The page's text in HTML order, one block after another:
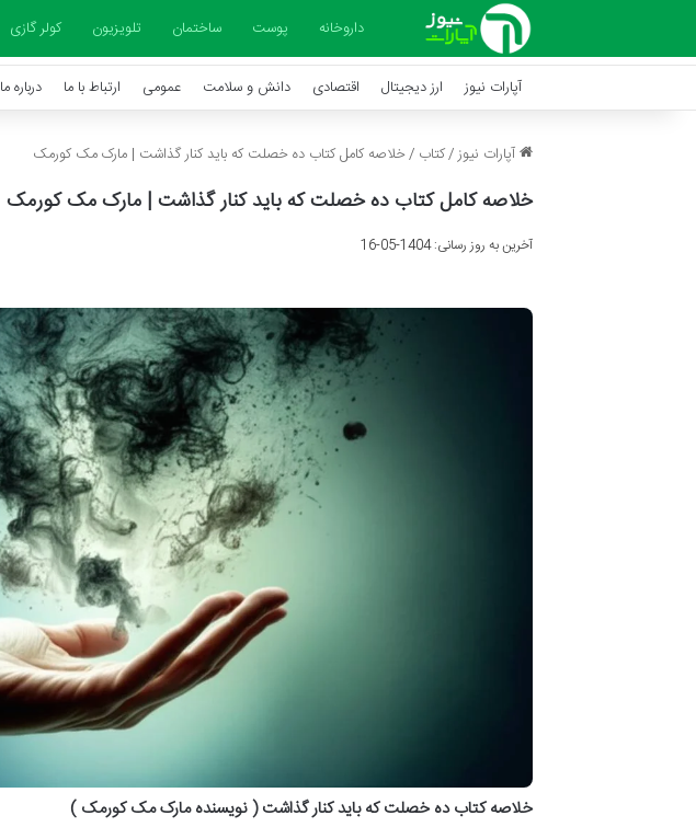
داروخانه پوست ساختمان تلویزیون کولر گازی
آپارات نیوز ارز دیجیتال اقتصادی دانش و سلامت عمومی ارتباط با ما درباره ما
آپارات نیوز/کتاب /خلاصه کامل کتاب ده خصلت که باید کنار گذاشت | مارک مک کورمک
خلاصه کامل کتاب ده خصلت که باید کنار گذاشت | مارک مک کورمک
آخرین به روز رسانی: 1404-05-16
خلاصه کتاب ده خصلت که باید کنار گذاشت ( نویسنده مارک مک کورمک )